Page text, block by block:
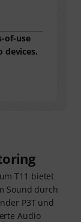
T11 bietet
Sound durch
P3T und
Audio
of-use
devices.